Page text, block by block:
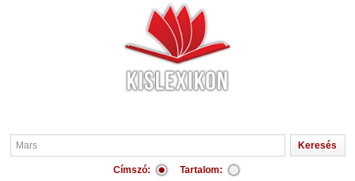
Címszó: Tartalom: